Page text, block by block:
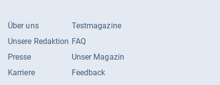
Über uns
Unsere Redaktion
Presse
Karriere
Testmagazine
FAQ
Unser Magazin
Feedback